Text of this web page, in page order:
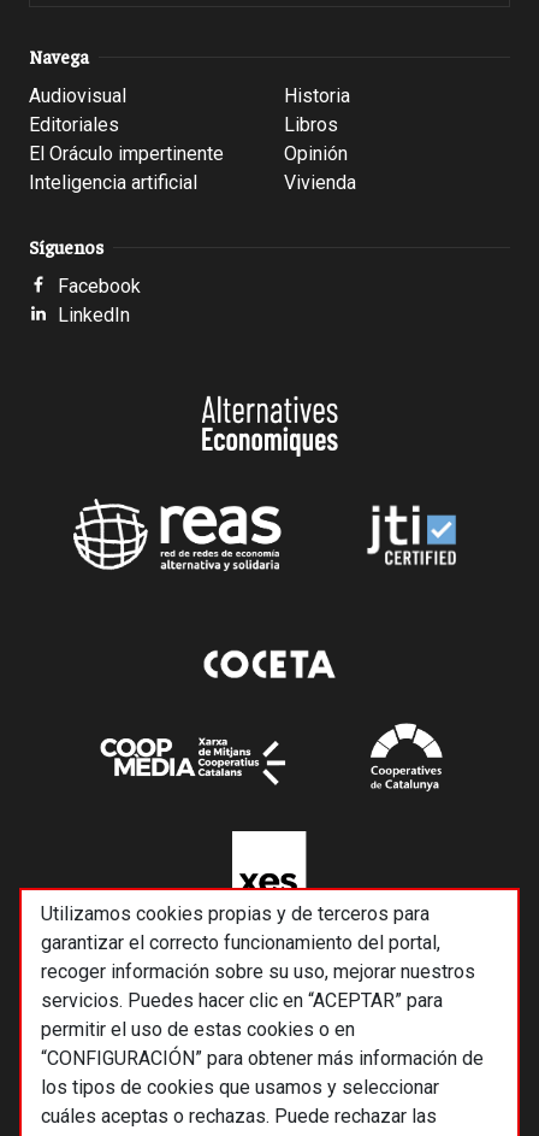
Utilizamos cookies propias y de terceros para
garantizar el correcto funcionamiento del portal,
recoger información sobre su uso, mejorar nuestros
servicios. Puedes hacer clic en “ACEPTAR” para
permitir el uso de estas cookies o en
“CONFIGURACIÓN” para obtener más información de
los tipos de cookies que usamos y seleccionar
cuáles aceptas o rechazas. Puede rechazar las
Navega
Audiovisual
Editoriales
El Oráculo impertinente
Inteligencia artificial
Historia
Libros
Opinión
Vivienda
Síguenos
Facebook
LinkedIn